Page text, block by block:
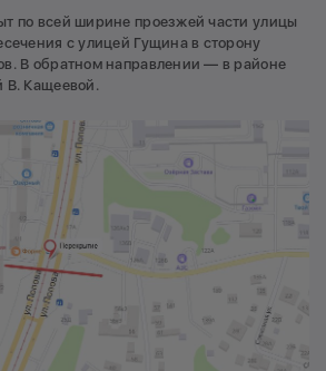
по всей ширине проезжей части улицы
с улицей Гущина в сторону
В обратном направлении — в районе
В. Кащеевой.